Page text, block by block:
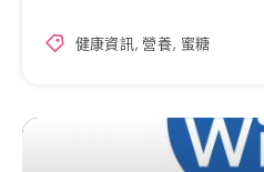
健康資訊,營養, 蜜糖